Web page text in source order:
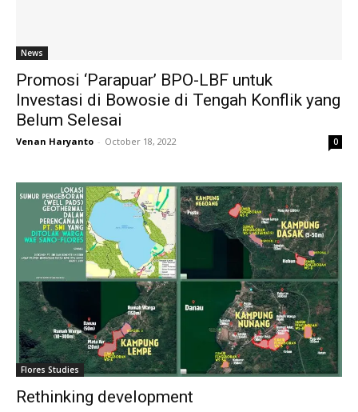
News
Promosi ‘Parapuar’ BPO-LBF untuk
Investasi di Bowosie di Tengah Konflik yang
Belum Selesai
Venan Haryanto - October 18, 2022 0
Flores Studies
Rethinking development